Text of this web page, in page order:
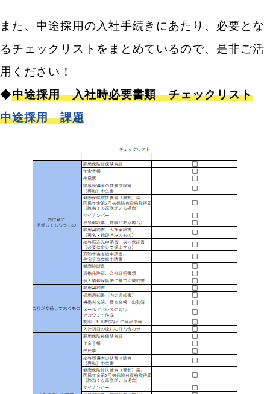
雇用保険（被保険者となった日の属する月の翌月 10
住民税（なるべく早く）
中途採用の採用手続き★+αで入社前のリマインドメー
ルをするとさらに良い！感謝を伝え、信頼関係を築い
ておく
中途採用の入社手続きの内容や必要書類 まとめ
また、中途採用の入社手続きにあたり、必要とな
るチェックリストをまとめているので、是非ご活
用ください！
◆中途採用 入社時必要書類 チェックリスト
中途採用 課題